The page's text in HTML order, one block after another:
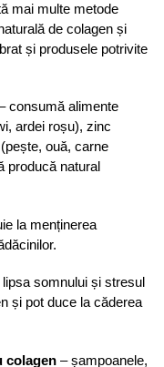
mai multe metode
de colagen și
și produsele potrivite
consumă alimente
ardei roșu), zinc
ouă, carne
producă natural
la menținerea
lipsa somnului și stresul
și pot duce la căderea
colagen – șampoanele,